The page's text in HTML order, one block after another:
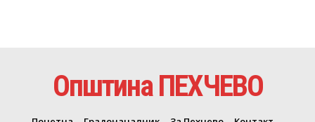
Општина ПЕХЧЕВО